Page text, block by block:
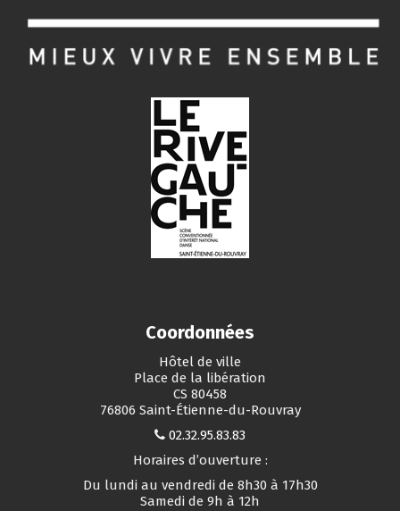
Coordonnées
Hôtel de ville
Place de la libération
CS 80458
76806 Saint-Étienne-du-Rouvray
02.32.95.83.83
Horaires d’ouverture :
Du lundi au vendredi de 8h30 à 17h30
Samedi de 9h à 12h